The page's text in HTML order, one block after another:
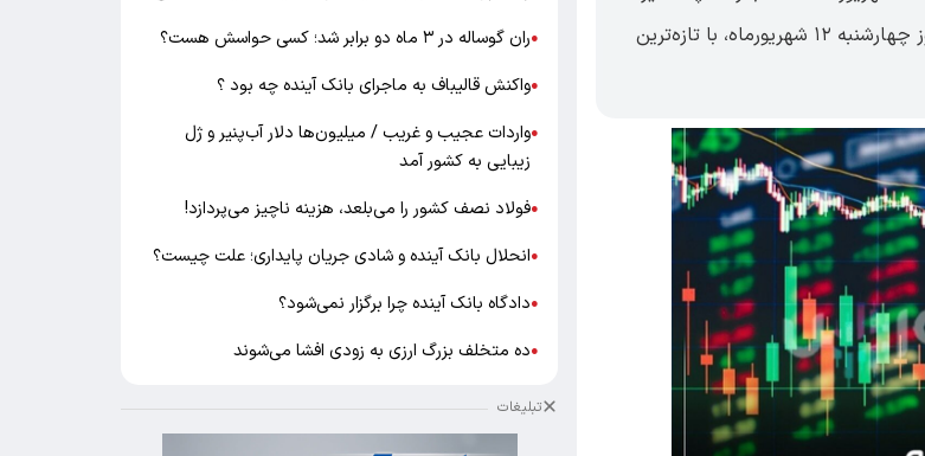
۴۷۰۰۸ واحدی وارد کانال ۲ میلیون و ۴۷۷ هزار شد. در گزارش امروز چهارشنبه ۱۲ شهریورماه، با تازه‌ترین
●ران گوساله در ۳ ماه دو برابر شد؛ کسی حواسش هست؟
●واکنش قالیباف به ماجرای بانک آینده چه بود ؟
●واردات عجیب و غریب / میلیون‌ها دلار آب‌پنیر و ژل
زیبایی به کشور آمد
●فولاد نصف کشور را می‌بلعد، هزینه ناچیز می‌پردازد!
●انحلال بانک آینده و شادی جریان پایداری؛ علت چیست؟
●دادگاه بانک آینده چرا برگزار نمی‌شود؟
●ده متخلف بزرگ ارزی به زودی افشا می‌شوند
تبلیغات